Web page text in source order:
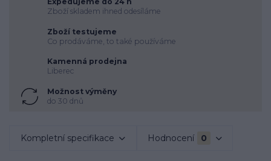
Zboží skladem ihned odesíláme
Zboží testujeme
Co prodáváme, to také používáme
Kamenná prodejna
Liberec
Možnost výměny
do 30 dnů
Kompletní specifikace Hodnocení 0